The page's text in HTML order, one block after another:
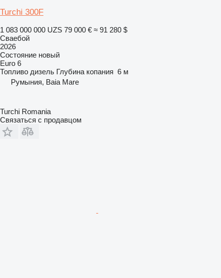
Turchi 300F
1 083 000 000 UZS 79 000 € ≈ 91 280 $
Сваебой
2026
Состояние новый
Euro 6
Топливо дизель Глубина копания 6 м
Румыния, Baia Mare
Turchi Romania
Связаться с продавцом